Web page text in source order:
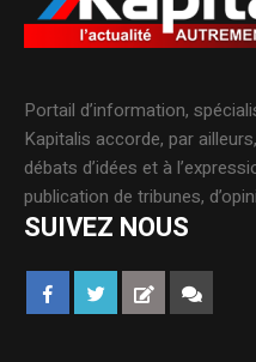
Portail d’information,
Kapitalis accorde, par
débats d’idées et à
publication de tribunes,
SUIVEZ NOUS